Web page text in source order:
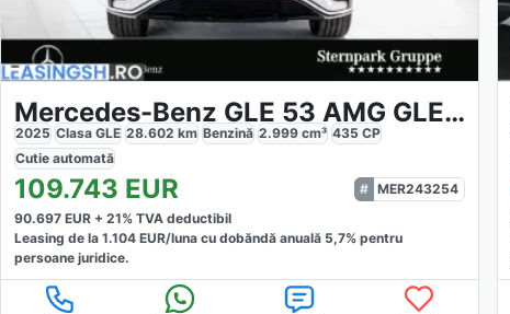
Mercedes-Benz GLE 53 AMG GLE 53
2025 Clasa GLE 28.602 km Benzină 2.999 cm³ 435 CP
Cutie automată
109.743 EUR
MER243254
90.697 EUR + 21% TVA deductibil
Leasing de la 1.104 EUR/luna cu dobăndă anuală 5,7% pentru
persoane juridice.